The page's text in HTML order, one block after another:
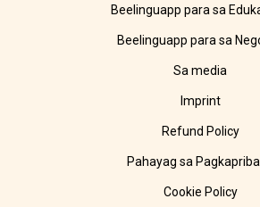
Beelinguapp para sa
Beelinguapp para sa
Sa media
Imprint
Refund Policy
Pahayag sa
Cookie Policy